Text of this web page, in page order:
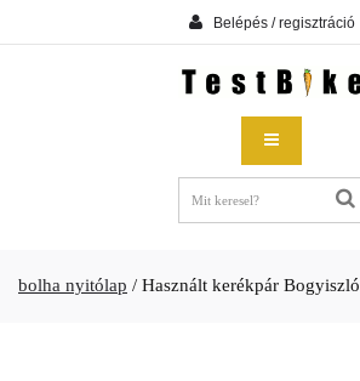
Belépés / regisztráció
bolha nyitólap / Használt kerékpár Bogyiszló